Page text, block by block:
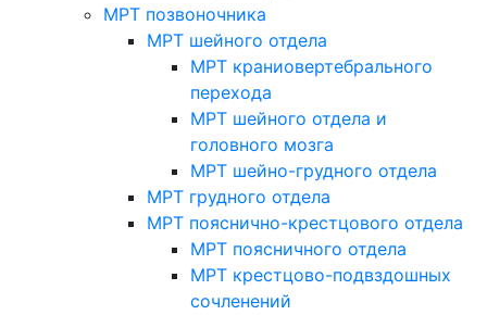
МРТ позвоночника
МРТ шейного отдела
МРТ краниовертебрального
перехода
МРТ шейного отдела и
головного мозга
МРТ шейно-грудного отдела
МРТ грудного отдела
МРТ пояснично-крестцового отдела
МРТ поясничного отдела
МРТ крестцово-подвздошных
сочленений